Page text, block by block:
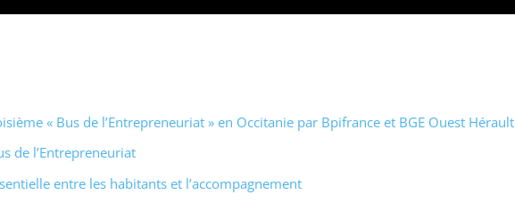
« Bus de l’Entrepreneuriat » en Occitanie par Bpifrance et BGE Ouest Hérault
de l’Entrepreneuriat
entre les habitants et l’accompagnement